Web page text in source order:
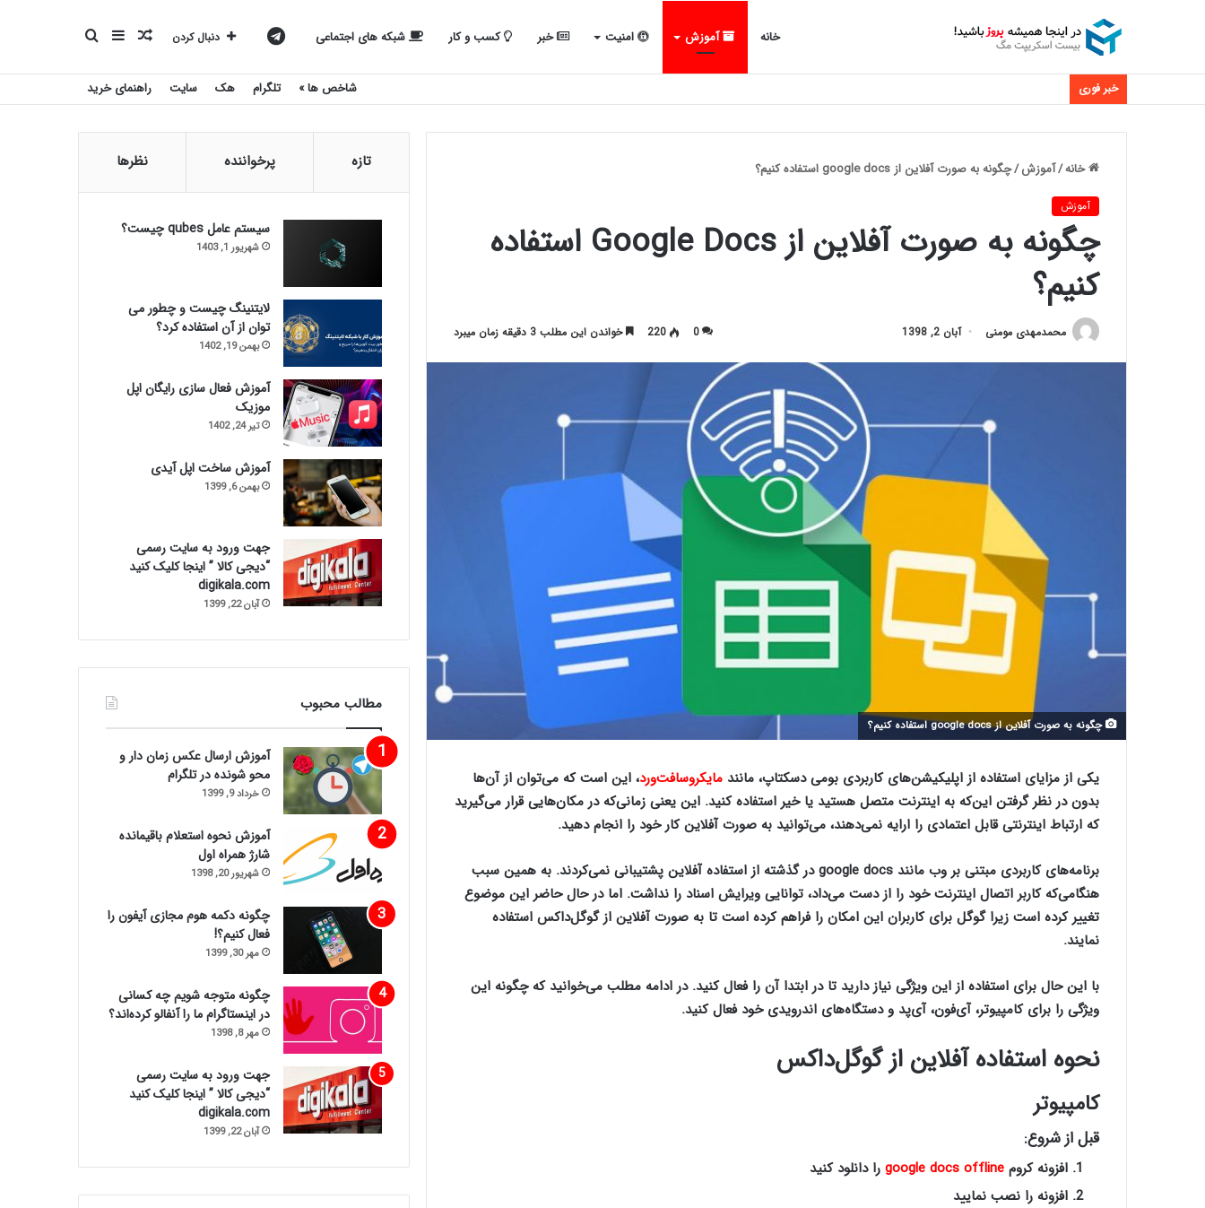
خانه آموزش امنیت خبر کسب و کار شبکه های اجتماعی کانال
تلگرام
اسکریپت
جستجو
برای
سایدبارنوشته
تصادفی
دنبال کردن
خبر فوری شاخص ها » تلگرام هک سایت راهنمای خرید
خانه/آموزش/چگونه به صورت آفلاین از google docs استفاده کنیم؟
آموزش
چگونه به صورت آفلاین از Google Docs استفاده
کنیم؟
محمدمهدی مومنی آبان 2, 1398 0
220 خواندن این مطلب 3 دقیقه زمان میبرد
چگونه به صورت آفلاین از google docs استفاده کنیم؟
یکی از مزایای استفاده از اپلیکیشن‌های کاربردی بومی دسکتاپ، مانند مایکروسافت‌ورد، این است که می‌توان از آن‌ها
بدون در نظر گرفتن این‌که به اینترنت متصل هستید یا خیر استفاده کنید. این یعنی زمانی‌که در مکان‌هایی قرار می‌گیرید
که ارتباط اینترنتی قابل اعتمادی را ارایه نمی‌دهند، می‌توانید به صورت آفلاین کار خود را انجام دهید.
برنامه‌های کاربردی مبتنی بر وب مانند google docs در گذشته از استفاده آفلاین پشتیبانی نمی‌کردند. به همین سبب
هنگامی‌که کاربر اتصال اینترنت خود را از دست می‌داد، توانایی ویرایش اسناد را نداشت. اما در حال حاضر این موضوع
تغییر کرده است زیرا گوگل برای کاربران این امکان را فراهم کرده است تا به صورت آفلاین از گوگل‌‌داکس استفاده
نمایند.
با این حال برای استفاده از این ویژگی نیاز دارید تا در ابتدا آن را فعال کنید. در ادامه مطلب می‌خوانید که چگونه این
ویژگی‌ را برای کامپیوتر، آی‌فون، آی‌پد و دستگاه‌های اندرویدی خود فعال کنید.
نحوه استفاده آفلاین از گوگل‌‌داکس
کامپیوتر
قبل از شروع:
افزونه کروم google docs offline را دانلود کنید
افزونه را نصب نمایید
تازه پرخواننده نظرها
سیستم عامل qubes چیست؟
شهریور 1, 1403
لایتنینگ چیست و چطور می
توان از آن استفاده کرد؟
بهمن 19, 1402
آموزش فعال سازی رایگان اپل
موزیک
تیر 24, 1402
آموزش ساخت اپل آیدی
بهمن 6, 1399
جهت ورود به سایت رسمی
“دیجی کالا ” اینجا کلیک کنید
digikala.com
آبان 22, 1399
مطالب محبوب
آموزش ارسال عکس زمان دار و
محو شونده در تلگرام
خرداد 9, 1399
آموزش نحوه استعلام باقیمانده
شارژ همراه اول
شهریور 20, 1398
چگونه دکمه هوم مجازی آیفون را
فعال کنیم؟!
مهر 30, 1399
چگونه متوجه شویم چه کسانی
در اینستاگرام ما را آنفالو کرده‌اند؟
مهر 8, 1398
جهت ورود به سایت رسمی
“دیجی کالا ” اینجا کلیک کنید
digikala.com
آبان 22, 1399